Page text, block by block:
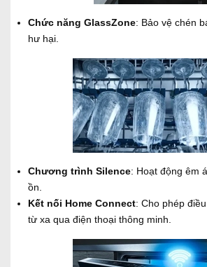
Chức năng GlassZone: Bảo vệ chén
hư hại.
Chương trình Silence: Hoạt động êm
ồn.
Kết nối Home Connect: Cho phép
từ xa qua điện thoại thông minh.